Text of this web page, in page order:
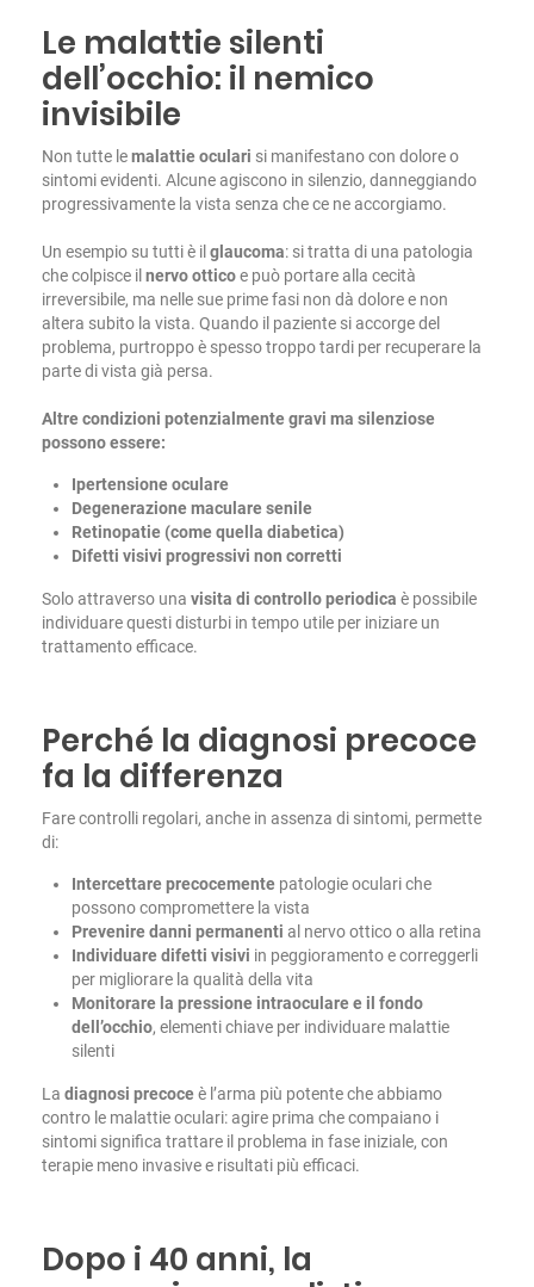
Le malattie silenti
dell’occhio: il nemico
invisibile
Non tutte lemalattie oculari si manifestano con dolore o
sintomi evidenti. Alcune agiscono in silenzio, danneggiando
progressivamente la vista senza che ce ne accorgiamo.
Un esempio su tutti è il glaucoma: si tratta di una patologia
che colpisce il nervo otticoe può portare alla cecità
irreversibile, ma nelle sue prime fasi non dà dolore e non
altera subito la vista. Quando il paziente si accorge del
problema, purtroppo è spesso troppo tardi per recuperare la
parte di vista già persa.
Altre condizioni potenzialmente gravi ma silenziose
possono essere:
Ipertensione oculare
Degenerazione maculare senile
Retinopatie (come quella diabetica)
Difetti visivi progressivi non corretti
Solo attraverso una visita di controllo periodica è possibile
individuare questi disturbi in tempo utile per iniziare un
trattamento efficace.
Perché la diagnosi precoce
fa la differenza
Fare controlli regolari, anche in assenza di sintomi, permette
di:
Intercettare precocemente patologie oculari che
possono compromettere la vista
Prevenire danni permanenti al nervo ottico o alla retina
Individuare difetti visivi in peggioramento e correggerli
per migliorare la qualità della vita
Monitorare la pressione intraoculare e il fondo
dell’occhio, elementi chiave per individuare malattie
silenti
La diagnosi precoceè l’arma più potente che abbiamo
contro le malattie oculari: agire prima che compaiano i
sintomi significa trattare il problema in fase iniziale, con
terapie meno invasive e risultati più efficaci.
Dopo i 40 anni, la